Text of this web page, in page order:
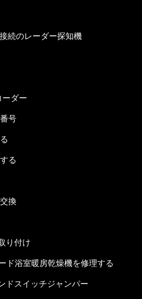
続のレーダー探知機
ーダー
号
る
換
り付け
ド浴室暖房乾燥機を修理する
ドスイッチジャンパー